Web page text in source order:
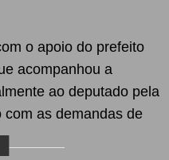
o apoio do prefeito
acompanhou a
ao deputado pela
as demandas de